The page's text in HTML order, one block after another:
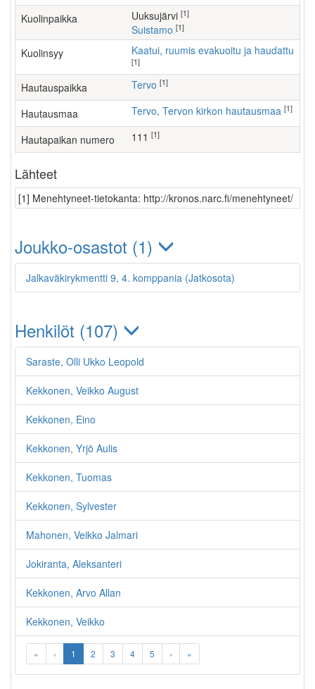
Kuolinpaikka Uuksujärvi [1]
Suistamo [1]
Kuolinsyy Kaatui, ruumis evakuoitu ja haudattu
[1]
Hautauspaikka Tervo [1]
Hautausmaa Tervo, Tervon kirkon hautausmaa [1]
Hautapaikan numero 111 [1]
Lähteet
[1] Menehtyneet-tietokanta: http://kronos.narc.fi/menehtyneet/
Joukko-osastot (1)
Jalkaväkirykmentti 9, 4. komppania (Jatkosota)
Henkilöt (107)
Saraste, Olli Ukko Leopold
Kekkonen, Veikko August
Kekkonen, Eino
Kekkonen, Yrjö Aulis
Kekkonen, Tuomas
Kekkonen, Sylvester
Mahonen, Veikko Jalmari
Jokiranta, Aleksanteri
Kekkonen, Arvo Allan
Kekkonen, Veikko
« ‹ 1 2 3 4 5 › »